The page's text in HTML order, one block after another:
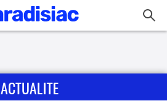
ACTUALITE